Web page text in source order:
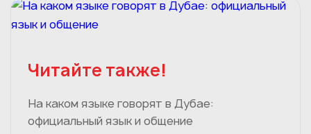
Читайте также!
На каком языке говорят в Дубае:
официальный язык и общение